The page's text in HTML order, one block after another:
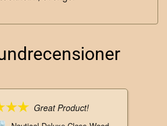
Great Product!